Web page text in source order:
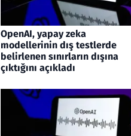
OpenAI, yapay zeka
modellerinin dış testlerde
belirlenen sınırların dışına
çıktığını açıkladı